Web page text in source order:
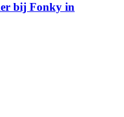
bij Fonky in